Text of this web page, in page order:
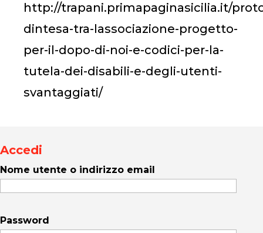
http://trapani.primapaginasicilia.it/
dintesa-tra-lassociazione-progetto-
per-il-dopo-di-noi-e-codici-per-la-
tutela-dei-disabili-e-degli-utenti-
svantaggiati/
Accedi
Nome utente o indirizzo email
Password